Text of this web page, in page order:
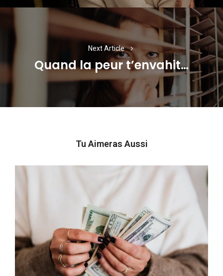
Next Article
Next
post:
Quand la peur t’envahit…
Tu Aimeras Aussi